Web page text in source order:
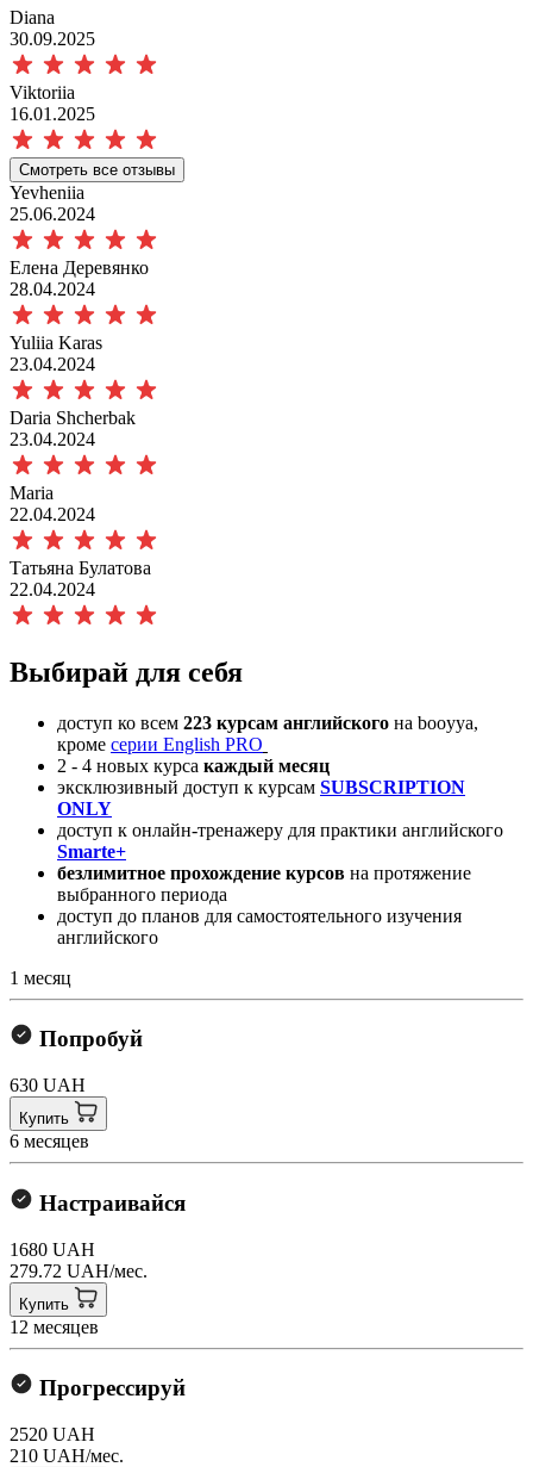
Diana
30.09.2025
Viktoriia
16.01.2025
Смотреть все отзывы
Yevheniia
25.06.2024
Елена Деревянко
28.04.2024
Yuliia Karas
23.04.2024
Daria Shcherbak
23.04.2024
Maria
22.04.2024
Татьяна Булатова
22.04.2024
Выбирай для себя
доступ ко всем 223 курсам английского на booyya,
кроме серии English PRO
2 - 4 новых курса каждый месяц
эксклюзивный доступ к курсам SUBSCRIPTION
ONLY
доступ к онлайн-тренажеру для практики английского
Smarte+
безлимитное прохождение курсов на протяжение
выбранного периода
доступ до планов для самостоятельного изучения
английского
1 месяц
Попробуй
630 UAH
Купить
6 месяцев
Настраивайся
1680 UAH
279.72 UAH/мес.
Купить
12 месяцев
Прогрессируй
2520 UAH
210 UAH/мес.